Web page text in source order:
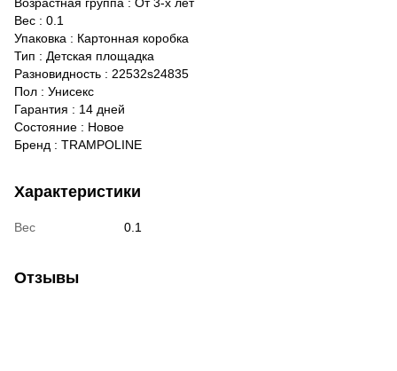
Вес : 0.1
Упаковка : Картонная коробка
Тип : Детская площадка
Разновидность : 22532s24835
Пол : Унисекс
Гарантия : 14 дней
Состояние : Новое
Бренд : TRAMPOLINE
Характеристики
Вес 0.1
Отзывы